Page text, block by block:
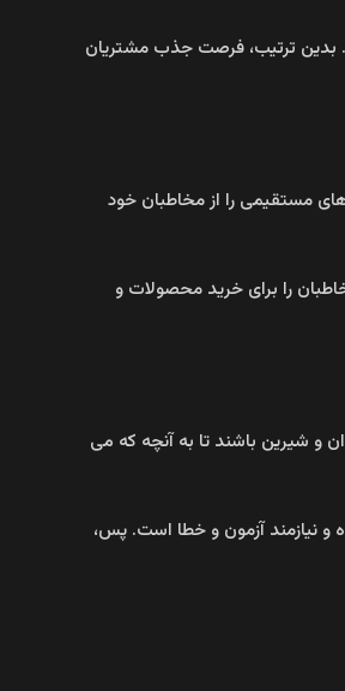
بدین ترتیب، فرصت جذب مشتریان
مستقیمی را از مخاطبان خود
را برای خرید محصولات و
و شیرین باشند تا به آنچه که می‌
و نیازمند آزمون و خطا است. پس،